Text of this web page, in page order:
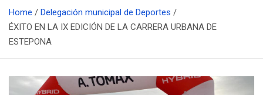
Home
Delegación municipal de Deportes
ÉXITO EN LA IX EDICIÓN DE LA CARRERA URBANA DE
ESTEPONA